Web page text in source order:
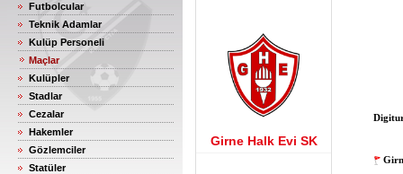
Futbolcular
Teknik Adamlar
Kulüp Personeli
Maçlar
Kulüpler
Stadlar
Cezalar
Hakemler
Gözlemciler
Statüler
Girne Halk Evi SK